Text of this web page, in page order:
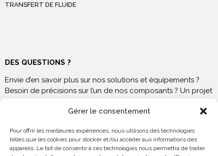
Gérer le consentement
Pour offrir les meilleures expériences, nous utilisons des technologies
telles que les cookies pour stocker et/ou accéder aux informations des
appareils. Le fait de consentir à ces technologies nous permettra de traiter
TRANSFERT DE FLUIDE
DES QUESTIONS ?
Envie d’en savoir plus sur nos solutions et équipements ?
Besoin de précisions sur l’un de nos composants ? Un projet